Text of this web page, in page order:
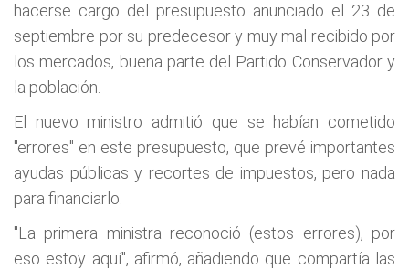
hacerse cargo del presupuesto anunciado el 23 de
septiembre por su predecesor y muy mal recibido por
los mercados, buena parte del Partido Conservador y
la población.
El nuevo ministro admitió que se habían cometido
"errores" en este presupuesto, que prevé importantes
ayudas públicas y recortes de impuestos, pero nada
para financiarlo.
"La primera ministra reconoció (estos errores), por
eso estoy aquí", afirmó, añadiendo que compartía las